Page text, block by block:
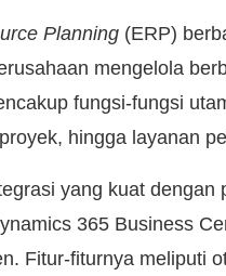
Planning (ERP)
mengelola
fungsi-fungsi
hingga layanan
yang kuat dengan
365 Business
Fitur-fiturnya meliputi